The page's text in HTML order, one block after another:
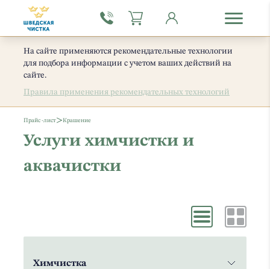
На сайте применяются рекомендательные технологии
для подбора информации с учетом ваших действий на
сайте.
Правила применения рекомендательных технологий
Прайс -лист>Крашение
Услуги химчистки и
аквачистки
Химчистка